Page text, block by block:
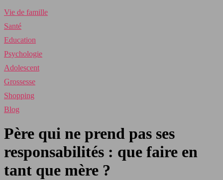
Vie de famille
Santé
Education
Psychologie
Adolescent
Grossesse
Shopping
Blog
Père qui ne prend pas ses
responsabilités : que faire en
tant que mère ?